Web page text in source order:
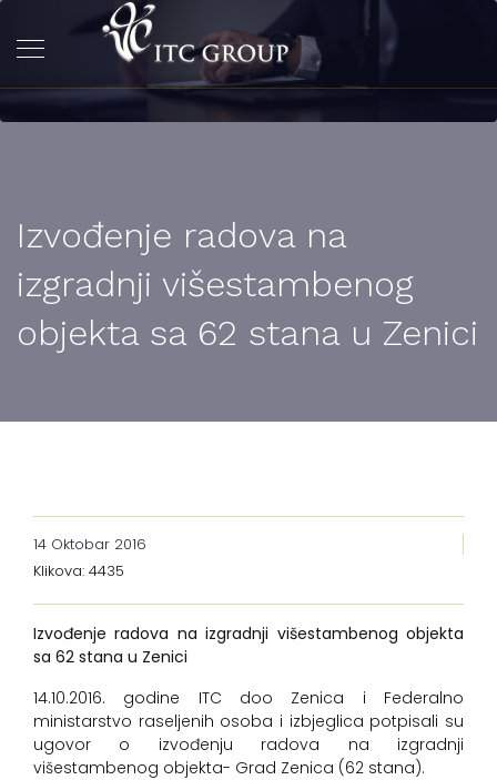
Izvođenje radova na
izgradnji višestambenog
objekta sa 62 stana u Zenici
14 Oktobar 2016
Klikova: 4435
Izvođenje radova na izgradnji višestambenog objekta
sa 62 stana u Zenici
14.10.2016. godine ITC doo Zenica i Federalno
ministarstvo raseljenih osoba i izbjeglica potpisali su
ugovor o izvođenju radova na izgradnji
višestambenog objekta- Grad Zenica (62 stana).